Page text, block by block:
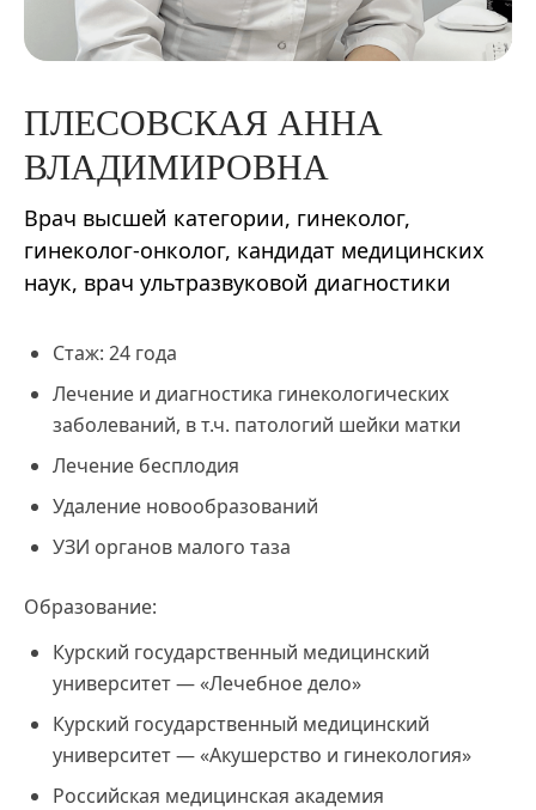
ПЛЕСОВСКАЯ АННА
ВЛАДИМИРОВНА
Врач высшей категории, гинеколог,
гинеколог-онколог, кандидат медицинских
наук, врач ультразвуковой диагностики
Стаж: 24 года
Лечение и диагностика гинекологических
заболеваний, в т.ч. патологий шейки матки
Лечение бесплодия
Удаление новообразований
УЗИ органов малого таза
Образование:
Курский государственный медицинский
университет — «Лечебное дело»
Курский государственный медицинский
университет — «Акушерство и гинекология»
Российская медицинская академия